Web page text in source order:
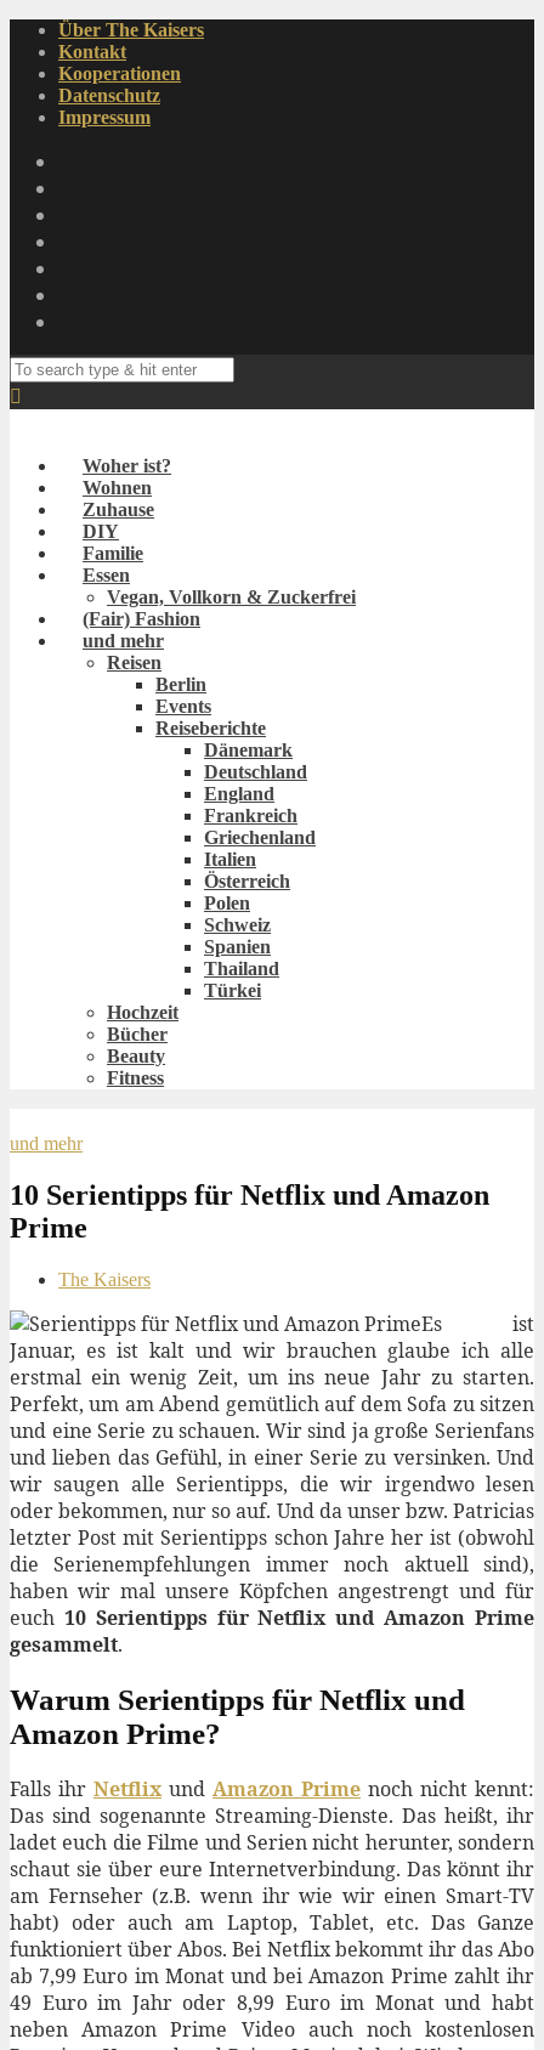
Über The Kaisers
Kontakt
Kooperationen
Datenschutz
Impressum
Woher ist?
Wohnen
Zuhause
DIY
Familie
Essen
Vegan, Vollkorn & Zuckerfrei
(Fair) Fashion
und mehr
Reisen
Berlin
Events
Reiseberichte
Dänemark
Deutschland
England
Frankreich
Griechenland
Italien
Österreich
Polen
Schweiz
Spanien
Thailand
Türkei
Hochzeit
Bücher
Beauty
Fitness
und mehr
10 Serientipps für Netflix und Amazon
Prime
The Kaisers
Es ist
Januar, es ist kalt und wir brauchen glaube ich alle
erstmal ein wenig Zeit, um ins neue Jahr zu starten.
Perfekt, um am Abend gemütlich auf dem Sofa zu sitzen
und eine Serie zu schauen. Wir sind ja große Serienfans
und lieben das Gefühl, in einer Serie zu versinken. Und
wir saugen alle Serientipps, die wir irgendwo lesen
oder bekommen, nur so auf. Und da unser bzw. Patricias
letzter Post mit Serientipps schon Jahre her ist (obwohl
die Serienempfehlungen immer noch aktuell sind),
haben wir mal unsere Köpfchen angestrengt und für
euch 10 Serientipps für Netflix und Amazon Prime
gesammelt.
Warum Serientipps für Netflix und
Amazon Prime?
Falls ihr Netflixund Amazon Prime noch nicht kennt:
Das sind sogenannte Streaming-Dienste. Das heißt, ihr
ladet euch die Filme und Serien nicht herunter, sondern
schaut sie über eure Internetverbindung. Das könnt ihr
am Fernseher (z.B. wenn ihr wie wir einen Smart-TV
habt) oder auch am Laptop, Tablet, etc. Das Ganze
funktioniert über Abos. Bei Netflix bekommt ihr das Abo
ab 7,99 Euro im Monat und bei Amazon Prime zahlt ihr
49 Euro im Jahr oder 8,99 Euro im Monat und habt
neben Amazon Prime Video auch noch kostenlosen